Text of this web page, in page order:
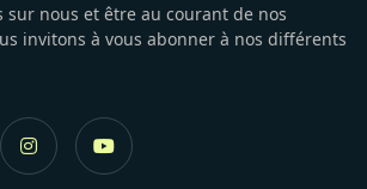
sur nous et être au courant de nos
invitons à vous abonner à nos différents